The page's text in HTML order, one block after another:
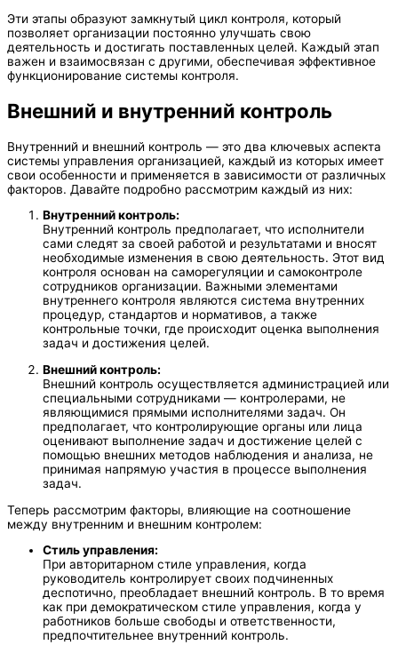
Эти этапы образуют замкнутый цикл контроля, который
позволяет организации постоянно улучшать свою
деятельность и достигать поставленных целей. Каждый этап
важен и взаимосвязан с другими, обеспечивая эффективное
функционирование системы контроля.
Внешний и внутренний контроль
Внутренний и внешний контроль — это два ключевых аспекта
системы управления организацией, каждый из которых имеет
свои особенности и применяется в зависимости от различных
факторов. Давайте подробно рассмотрим каждый из них:
Внутренний контроль:
Внутренний контроль предполагает, что исполнители
сами следят за своей работой и результатами и вносят
необходимые изменения в свою деятельность. Этот вид
контроля основан на саморегуляции и самоконтроле
сотрудников организации. Важными элементами
внутреннего контроля являются система внутренних
процедур, стандартов и нормативов, а также
контрольные точки, где происходит оценка выполнения
задач и достижения целей.
Внешний контроль:
Внешний контроль осуществляется администрацией или
специальными сотрудниками — контролерами, не
являющимися прямыми исполнителями задач. Он
предполагает, что контролирующие органы или лица
оценивают выполнение задач и достижение целей с
помощью внешних методов наблюдения и анализа, не
принимая напрямую участия в процессе выполнения
задач.
Теперь рассмотрим факторы, влияющие на соотношение
между внутренним и внешним контролем:
Стиль управления:
При авторитарном стиле управления, когда
руководитель контролирует своих подчиненных
деспотично, преобладает внешний контроль. В то время
как при демократическом стиле управления, когда у
работников больше свободы и ответственности,
предпочтительнее внутренний контроль.